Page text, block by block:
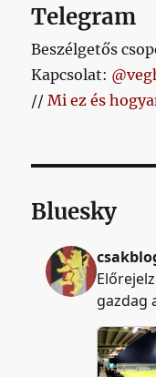
Telegram
Beszélgetős
Kapcsolat:
//Mi ez és
Bluesky